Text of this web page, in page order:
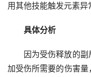
用其他技能触发元素异
具体分析
因为受伤释放的
加受伤所需要的伤害